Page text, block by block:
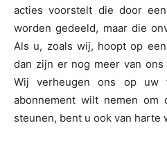
acties voorstelt die door
worden gedeeld, maar die
Als u, zoals wij, hoopt op
dan zijn er nog meer van
Wij verheugen ons op uw
abonnement wilt nemen
steunen, bent u ook van harte